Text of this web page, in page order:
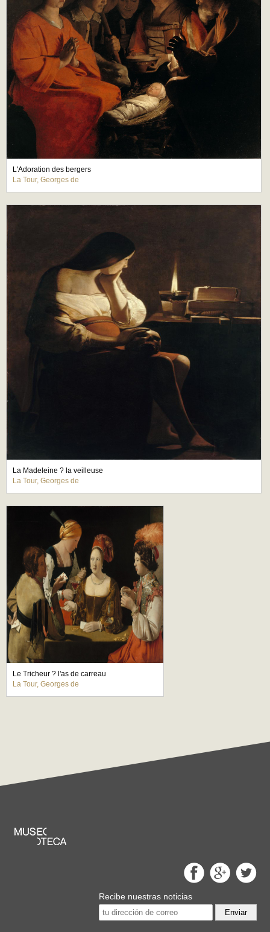
L'Adoration des bergers
La Tour, Georges de
La Madeleine ? la veilleuse
La Tour, Georges de
Le Tricheur ? l'as de carreau
La Tour, Georges de
Recibe nuestras noticias
Enviar